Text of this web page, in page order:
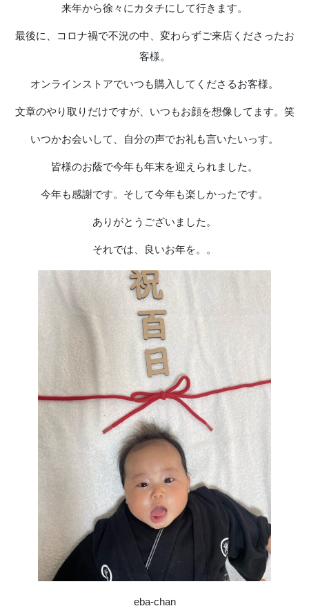
来年から徐々にカタチにして行きます。
最後に、コロナ禍で不況の中、変わらずご来店くださったお
客様。
オンラインストアでいつも購入してくださるお客様。
文章のやり取りだけですが、いつもお顔を想像してます。笑
いつかお会いして、自分の声でお礼も言いたいっす。
皆様のお蔭で今年も年末を迎えられました。
今年も感謝です。そして今年も楽しかったです。
ありがとうございました。
それでは、良いお年を。。
eba-chan